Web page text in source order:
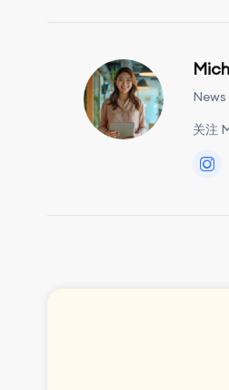
关注